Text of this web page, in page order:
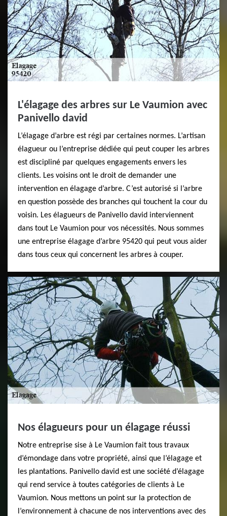
L'élagage des arbres sur Le Vaumion avec
Panivello david
L’élagage d’arbre est régi par certaines normes. L’artisan
élagueur ou l’entreprise dédiée qui peut couper les arbres
est discipliné par quelques engagements envers les
clients. Les voisins ont le droit de demander une
intervention en élagage d’arbre. C’est autorisé si l’arbre
en question possède des branches qui touchent la cour du
voisin. Les élagueurs de Panivello david interviennent
dans tout Le Vaumion pour vos nécessités. Nous sommes
une entreprise élagage d’arbre 95420 qui peut vous aider
dans tous ceux qui concernent les arbres à couper.
Nos élagueurs pour un élagage réussi
Notre entreprise sise à Le Vaumion fait tous travaux
d’émondage dans votre propriété, ainsi que l’élagage et
les plantations. Panivello david est une société d’élagage
qui rend service à toutes catégories de clients à Le
Vaumion. Nous mettons un point sur la protection de
l’environnement à chacune de nos interventions avec des